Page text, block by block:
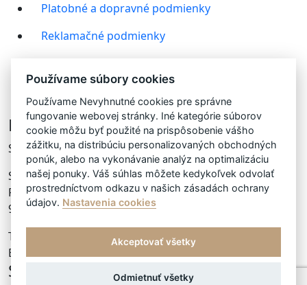
Platobné a dopravné podmienky
Reklamačné podmienky
Distribútor slovakia&czech republik
Since 2013
Sanus Per Aquam s.r.o.
Palatínova 38,
945 01 Komárno
Tel.:
+421 908 833 680
Email:info@heliadprofessional.sk
Sledujte nás na FACEBOOKU
Používame súbory cookies
Používame Nevyhnutné cookies pre správne
fungovanie webovej stránky. Iné kategórie súborov
cookie môžu byť použité na prispôsobenie vášho
zážitku, na distribúciu personalizovaných obchodných
ponúk, alebo na vykonávanie analýz na optimalizáciu
našej ponuky. Váš súhlas môžete kedykoľvek odvolať
prostredníctvom odkazu v našich zásadách ochrany
údajov. Nastavenia cookies
Akceptovať všetky
Odmietnuť všetky